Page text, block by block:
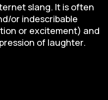
slang. It is often
or indescribable
or excitement) and
of laughter.